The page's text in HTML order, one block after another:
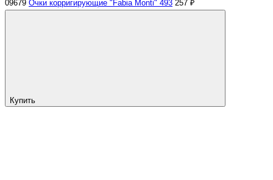
09679 Очки корригирующие "Fabia Monti" 493 257 ₽
Купить